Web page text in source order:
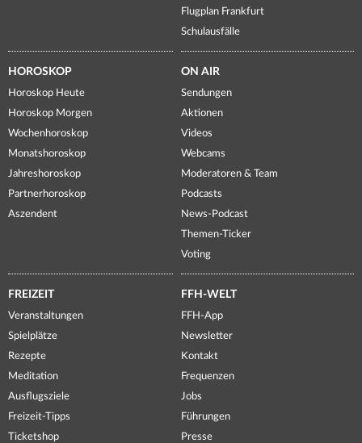
Flugplan Frankfurt
Schulausfälle
HOROSKOP
Horoskop Heute
Horoskop Morgen
Wochenhoroskop
Monatshoroskop
Jahreshoroskop
Partnerhoroskop
Aszendent
ON AIR
Sendungen
Aktionen
Videos
Webcams
Moderatoren & Team
Podcasts
News-Podcast
Themen-Ticker
Voting
FREIZEIT
Veranstaltungen
Spielplätze
Rezepte
Meditation
Ausflugsziele
Freizeit-Tipps
Ticketshop
FFH-WELT
FFH-App
Newsletter
Kontakt
Frequenzen
Jobs
Führungen
Presse